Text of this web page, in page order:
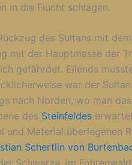
in die Flucht schlagen.
des Sultans mit
mit der Hauptmasse der
gefährdet. Eilends
war der
nach Norden, wo man
des Steinfeldes
und Material überlegenen
Schertlin von